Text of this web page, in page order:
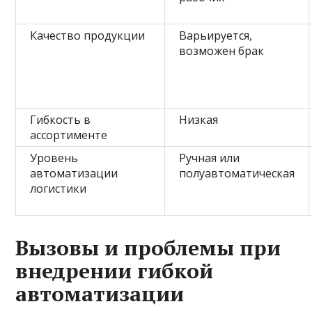
Качество продукции
Варьируется,
возможен брак
Гибкость в
ассортименте
Низкая
Уровень
автоматизации
логистики
Ручная или
полуавтоматическая
Вызовы и проблемы при
внедрении гибкой
автоматизации